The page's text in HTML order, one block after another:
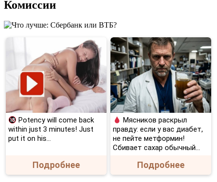
Комиссии
Potency will come back
within just 3 minutes! Just
put it on his…
Подробнее
Мясников раскрыл
правду: если у вас диабет,
не пейте метформин!
Сбивает сахар обычный...
Подробнее